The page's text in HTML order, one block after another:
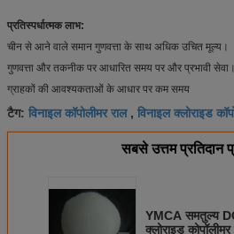
प्रतिस्पर्धात्मक लाभ:
चीन से आने वाले समान गुणवत्ता के साथ अधिक उचित मूल्य।
गुणवत्ता और तकनीक पर आधारित समय पर और प्रभावी सेवा।
ग्राहकों की आवश्यकताओं के आधार पर कम समय
टैग: विनाइल कॉपोलीमर राल, विनाइल क्लोराइड
सबसे उत्तम प्रतिदान
YMCA समतुल्य
क्लोराइड